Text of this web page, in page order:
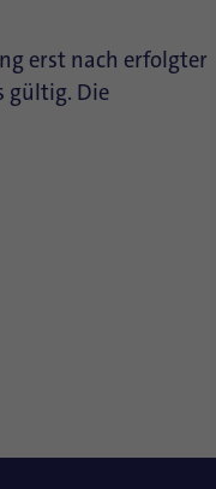
erst nach erfolgter
gültig. Die